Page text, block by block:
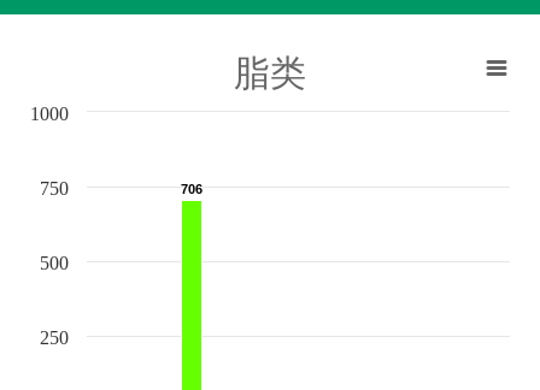
脂类
706
706
250
500
750
1000